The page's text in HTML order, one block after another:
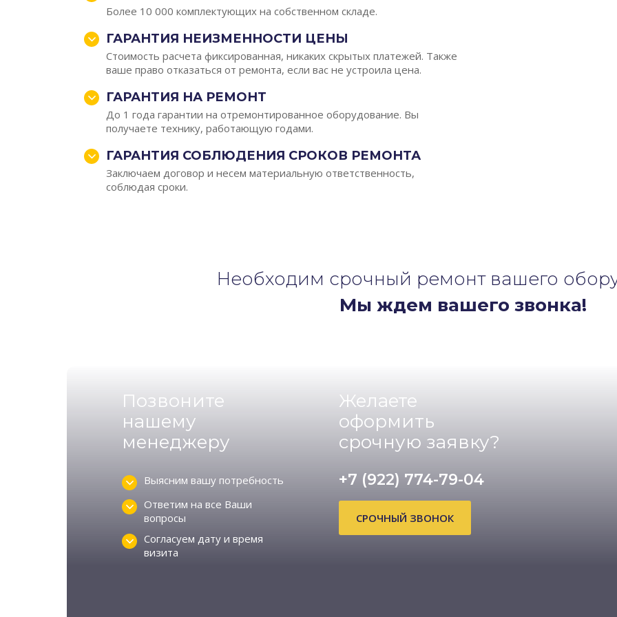
Более 10 000 комплектующих на собственном складе.
ГАРАНТИЯ НЕИЗМЕННОСТИ ЦЕНЫ
Стоимость расчета фиксированная, никаких скрытых платежей. Также
ваше право отказаться от ремонта, если вас не устроила цена.
ГАРАНТИЯ НА РЕМОНТ
До 1 года гарантии на отремонтированное оборудование. Вы
получаете технику, работающую годами.
ГАРАНТИЯ СОБЛЮДЕНИЯ СРОКОВ РЕМОНТА
Заключаем договор и несем материальную ответственность,
соблюдая сроки.
Необходим срочный ремонт вашего
Мы ждем вашего звонка!
Позвоните
нашему
менеджеру
Выясним вашу потребность
Ответим на все Ваши
вопросы
Согласуем дату и время
визита
Желаете
оформить
срочную заявку?
+7 (922) 774-79-04
СРОЧНЫЙ ЗВОНОК